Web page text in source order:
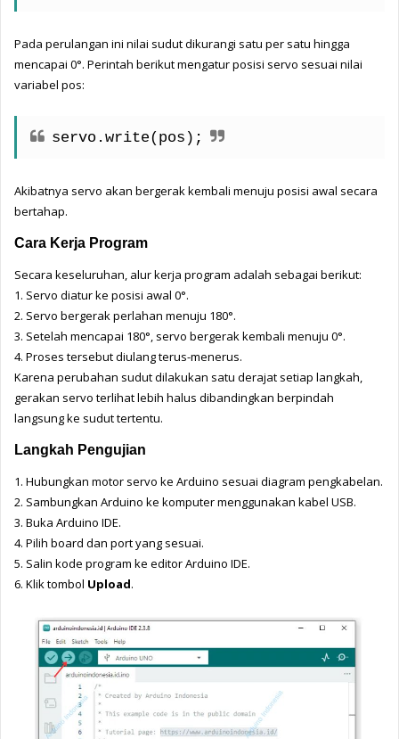
Pada perulangan ini nilai sudut dikurangi satu per satu hingga
mencapai 0°. Perintah berikut mengatur posisi servo sesuai nilai
variabel pos:
servo.write(pos);
Akibatnya servo akan bergerak kembali menuju posisi awal secara
bertahap.
Cara Kerja Program
Secara keseluruhan, alur kerja program adalah sebagai berikut:
1. Servo diatur ke posisi awal 0°.
2. Servo bergerak perlahan menuju 180°.
3. Setelah mencapai 180°, servo bergerak kembali menuju 0°.
4. Proses tersebut diulang terus-menerus.
Karena perubahan sudut dilakukan satu derajat setiap langkah,
gerakan servo terlihat lebih halus dibandingkan berpindah
langsung ke sudut tertentu.
Langkah Pengujian
1. Hubungkan motor servo ke Arduino sesuai diagram pengkabelan.
2. Sambungkan Arduino ke komputer menggunakan kabel USB.
3. Buka Arduino IDE.
4. Pilih board dan port yang sesuai.
5. Salin kode program ke editor Arduino IDE.
6. Klik tombol Upload.